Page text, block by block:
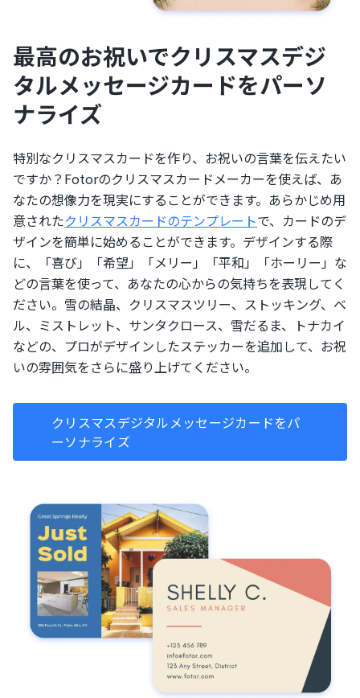
最高のお祝いでクリスマスデジ
タルメッセージカードをパーソ
ナライズ
特別なクリスマスカードを作り、お祝いの言葉を伝えたい
ですか？Fotorのクリスマスカードメーカーを使えば、あ
なたの想像力を現実にすることができます。あらかじめ用
意されたクリスマスカードのテンプレートで、カードのデ
ザインを簡単に始めることができます。デザインする際
に、「喜び」「希望」「メリー」「平和」「ホーリー」な
どの言葉を使って、あなたの心からの気持ちを表現してく
ださい。雪の結晶、クリスマスツリー、ストッキング、ベ
ル、ミストレット、サンタクロース、雪だるま、トナカイ
などの、プロがデザインしたステッカーを追加して、お祝
いの雰囲気をさらに盛り上げてください。
クリスマスデジタルメッセージカードをパ
ーソナライズ